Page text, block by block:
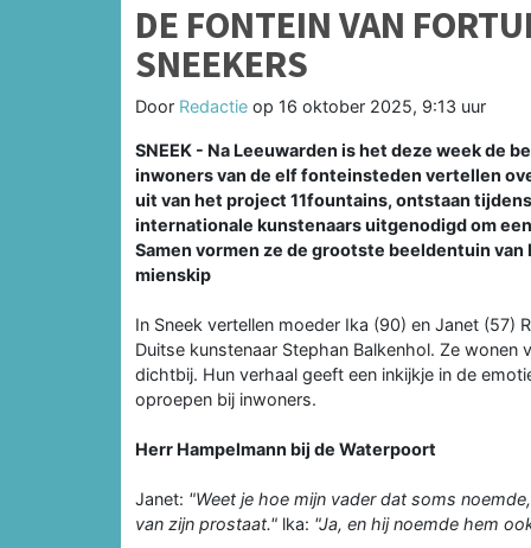
DE FONTEIN VAN
SNEEKERS
Door Redactie op 16 oktober 2025, 9:13 uur
SNEEK - Na Leeuwarden is het deze week de
inwoners van de elf fonteinsteden vertellen
uit van het project 11fountains, ontstaan
internationale kunstenaars uitgenodigd om
Samen vormen ze de grootste beeldentuin
mienskip
In Sneek vertellen moeder Ika (90) en Janet (57)
Duitse kunstenaar Stephan Balkenhol. Ze
dichtbij. Hun verhaal geeft een inkijkje in de
oproepen bij inwoners.
Herr Hampelmann bij de Waterpoort
Janet: "Weet je hoe mijn vader dat soms
van zijn prostaat." lka: "Ja, en hij noemde hem